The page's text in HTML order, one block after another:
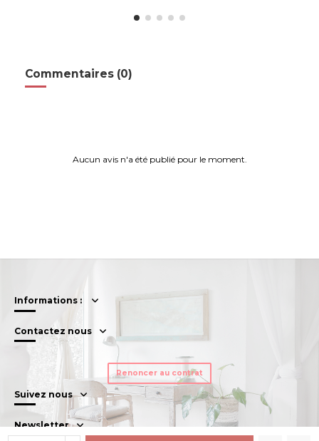
Commentaires (0)
Aucun avis n'a été publié pour le moment.
Informations :
Contactez nous
Renoncer au contrat
Suivez nous
Newsletter